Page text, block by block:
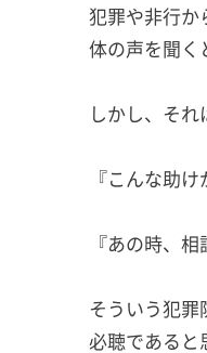
犯罪や非行か
体の声を聞く
しかし、そ
『こんな助
『あの時、
そういう犯
必聴であると